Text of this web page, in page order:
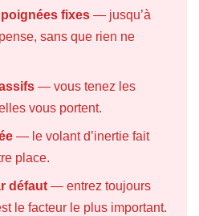
fixes — jusqu’à
sans que rien ne
— vous tenez les
vous portent.
— le volant d’inertie fait
place.
défaut — entrez toujours
le facteur le plus important.